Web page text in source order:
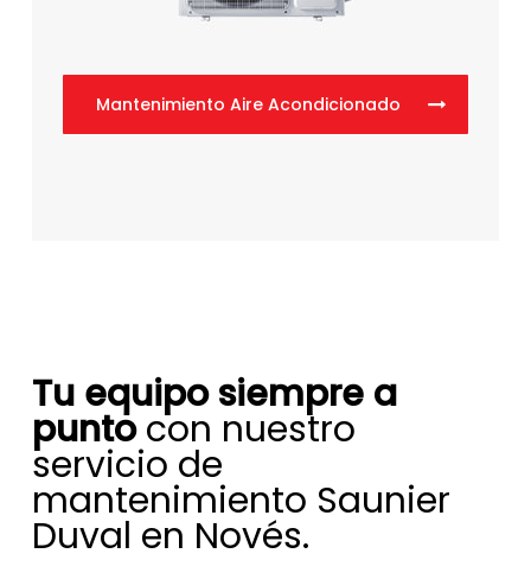
Mantenimiento Aire Acondicionado
Tu equipo siempre a
puntocon nuestro
servicio de
mantenimiento Saunier
Duval en Novés.